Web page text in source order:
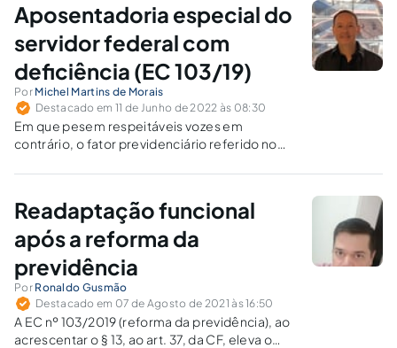
Aposentadoria especial do
servidor federal com
deficiência (EC 103/19)
Por Michel Martins de Morais
Destacado em 11 de Junho de 2022 às 08:30
Em que pesem respeitáveis vozes em
contrário, o fator previdenciário referido no
Readaptação funcional
após a reforma da
previdência
Por Ronaldo Gusmão
Destacado em 07 de Agosto de 2021 às 16:50
A EC nº 103/2019 (reforma da previdência), ao
acrescentar o § 13, ao art. 37, da CF, eleva o